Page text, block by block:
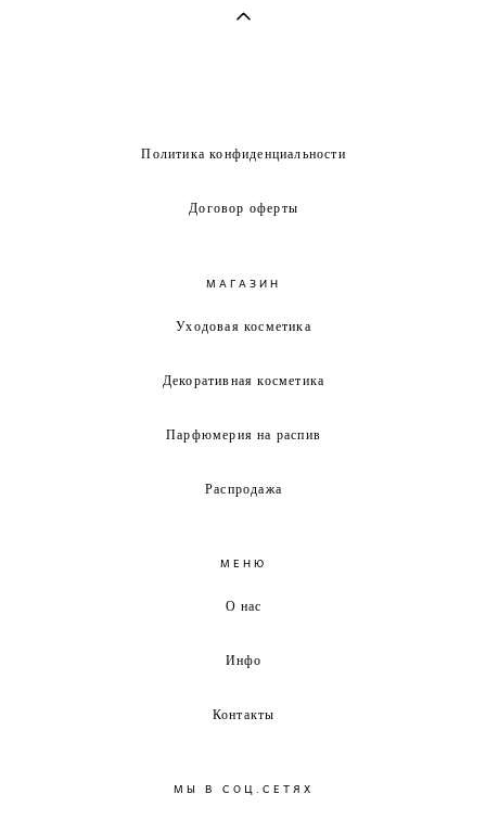
Политика конфиденциальности
Договор оферты
МАГАЗИН
Уходовая косметика
Декоративная косметика
Парфюмерия на распив
Распродажа
МЕНЮ
О нас
Инфо
Контакты
МЫ В СОЦ.СЕТЯХ